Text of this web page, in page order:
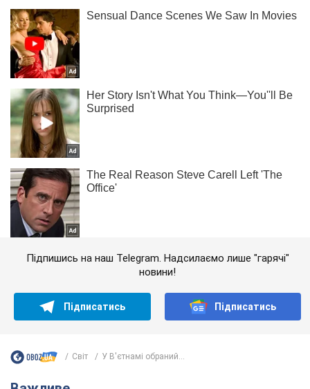
Підпишись на наш Telegram. Надсилаємо лише "гарячі"
новини!
Підписатись Підписатись
Світ У В'єтнамі обраний...